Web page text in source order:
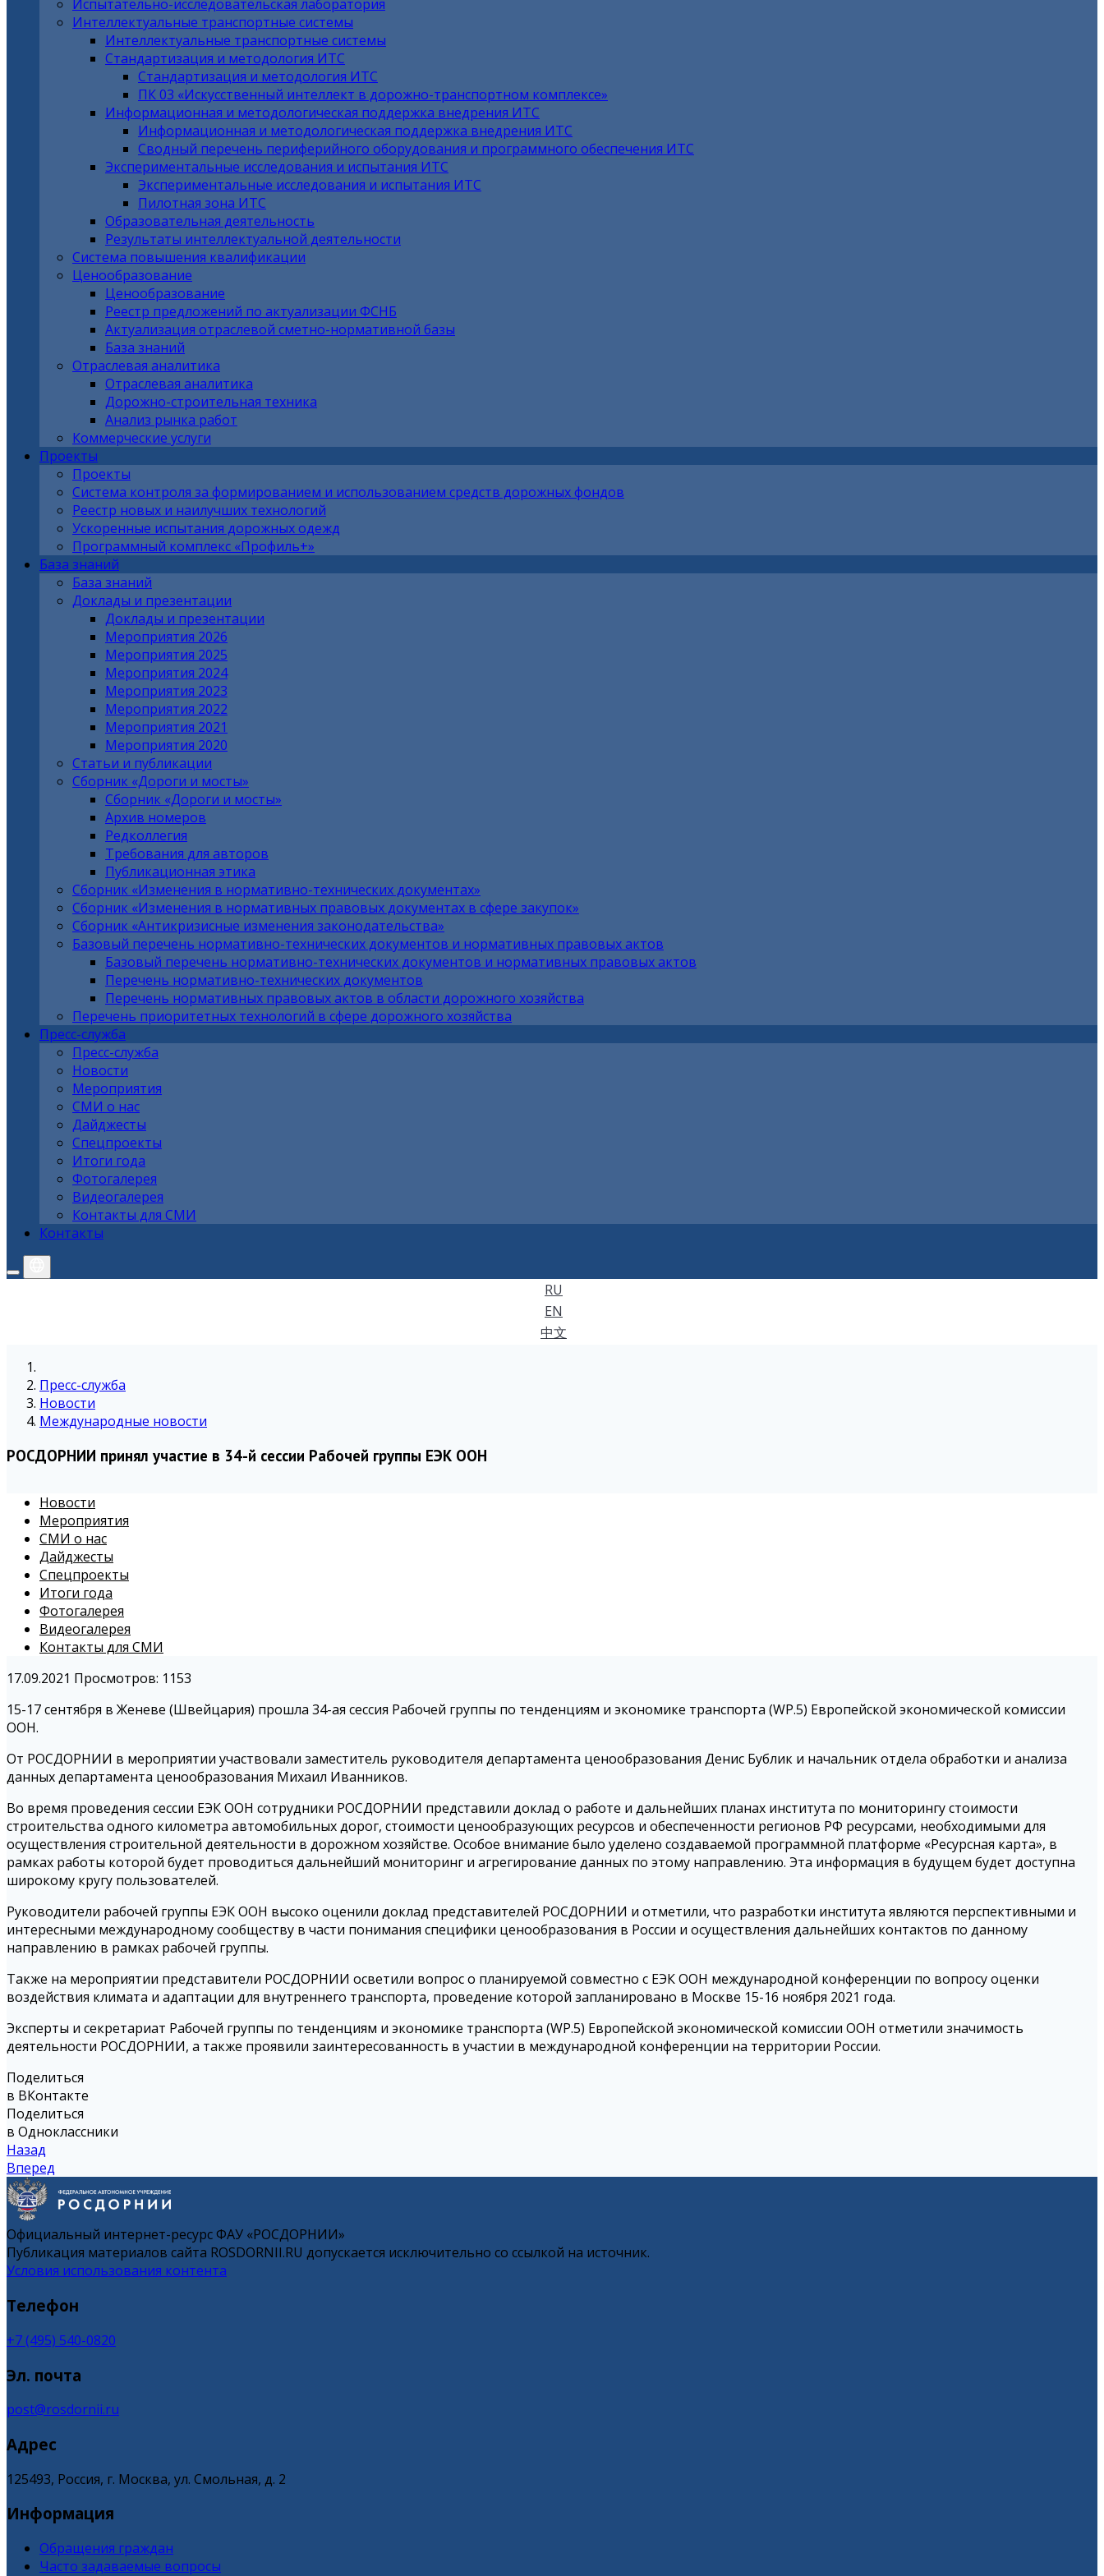
Испытательно-исследовательская лаборатория
Интеллектуальные транспортные системы
Интеллектуальные транспортные системы
Стандартизация и методология ИТС
Стандартизация и методология ИТС
ПК 03 «Искусственный интеллект в дорожно-транспортном комплексе»
Информационная и методологическая поддержка внедрения ИТС
Информационная и методологическая поддержка внедрения ИТС
Сводный перечень периферийного оборудования и программного обеспечения ИТС
Экспериментальные исследования и испытания ИТС
Экспериментальные исследования и испытания ИТС
Пилотная зона ИТС
Образовательная деятельность
Результаты интеллектуальной деятельности
Система повышения квалификации
Ценообразование
Ценообразование
Реестр предложений по актуализации ФСНБ
Актуализация отраслевой сметно-нормативной базы
База знаний
Отраслевая аналитика
Отраслевая аналитика
Дорожно-строительная техника
Анализ рынка работ
Коммерческие услуги
Проекты
Проекты
Система контроля за формированием и использованием средств дорожных фондов
Реестр новых и наилучших технологий
Ускоренные испытания дорожных одежд
Программный комплекс «Профиль+»
База знаний
База знаний
Доклады и презентации
Доклады и презентации
Мероприятия 2026
Мероприятия 2025
Мероприятия 2024
Мероприятия 2023
Мероприятия 2022
Мероприятия 2021
Мероприятия 2020
Статьи и публикации
Сборник «Дороги и мосты»
Сборник «Дороги и мосты»
Архив номеров
Редколлегия
Требования для авторов
Публикационная этика
Сборник «Изменения в нормативно-технических документах»
Сборник «Изменения в нормативных правовых документах в сфере закупок»
Сборник «Антикризисные изменения законодательства»
Базовый перечень нормативно-технических документов и нормативных правовых актов
Базовый перечень нормативно-технических документов и нормативных правовых актов
Перечень нормативно-технических документов
Перечень нормативных правовых актов в области дорожного хозяйства
Перечень приоритетных технологий в сфере дорожного хозяйства
Пресс-служба
Пресс-служба
Новости
Мероприятия
СМИ о нас
Дайджесты
Спецпроекты
Итоги года
Фотогалерея
Видеогалерея
Контакты для СМИ
Контакты
RU
EN
中文
Пресс-служба
Новости
Международные новости
РОСДОРНИИ принял участие в 34-й сессии Рабочей группы ЕЭК ООН
Новости
Мероприятия
СМИ о нас
Дайджесты
Спецпроекты
Итоги года
Фотогалерея
Видеогалерея
Контакты для СМИ
17.09.2021 Просмотров: 1153
15-17 сентября в Женеве (Швейцария) прошла 34-ая сессия Рабочей группы по тенденциям и экономике транспорта (WP.5) Европейской экономической комиссии
ООН.
От РОСДОРНИИ в мероприятии участвовали заместитель руководителя департамента ценообразования Денис Бублик и начальник отдела обработки и анализа
данных департамента ценообразования Михаил Иванников.
Во время проведения сессии ЕЭК ООН сотрудники РОСДОРНИИ представили доклад о работе и дальнейших планах института по мониторингу стоимости
строительства одного километра автомобильных дорог, стоимости ценообразующих ресурсов и обеспеченности регионов РФ ресурсами, необходимыми для
осуществления строительной деятельности в дорожном хозяйстве. Особое внимание было уделено создаваемой программной платформе «Ресурсная карта», в
рамках работы которой будет проводиться дальнейший мониторинг и агрегирование данных по этому направлению. Эта информация в будущем будет доступна
широкому кругу пользователей.
Руководители рабочей группы ЕЭК ООН высоко оценили доклад представителей РОСДОРНИИ и отметили, что разработки института являются перспективными и
интересными международному сообществу в части понимания специфики ценообразования в России и осуществления дальнейших контактов по данному
направлению в рамках рабочей группы.
Также на мероприятии представители РОСДОРНИИ осветили вопрос о планируемой совместно с ЕЭК ООН международной конференции по вопросу оценки
воздействия климата и адаптации для внутреннего транспорта, проведение которой запланировано в Москве 15-16 ноября 2021 года.
Эксперты и секретариат Рабочей группы по тенденциям и экономике транспорта (WP.5) Европейской экономической комиссии ООН отметили значимость
деятельности РОСДОРНИИ, а также проявили заинтересованность в участии в международной конференции на территории России.
Поделиться
в ВКонтакте
Поделиться
в Одноклассники
Назад
Вперед
Официальный интернет-ресурс ФАУ «РОСДОРНИИ»
Публикация материалов сайта ROSDORNII.RU допускается исключительно со ссылкой на источник.
Условия использования контента
Телефон
+7 (495) 540-0820
Эл. почта
post@rosdornii.ru
Адрес
125493, Россия, г. Москва, ул. Смольная, д. 2
Информация
Обращения граждан
Часто задаваемые вопросы